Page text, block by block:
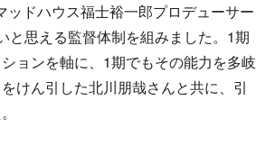
ドハウス福士裕一郎プロデューサー
と思える監督体制を組みました。1期
ョンを軸に、1期でもその能力を多岐
けん引した北川朋哉さんと共に、引